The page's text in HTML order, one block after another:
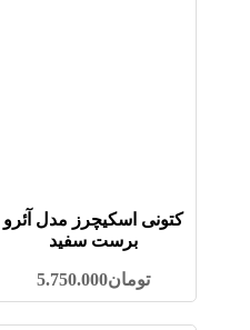
کتونی اسکیچرز مدل آئرو
برست سفید
تومان5.750.000